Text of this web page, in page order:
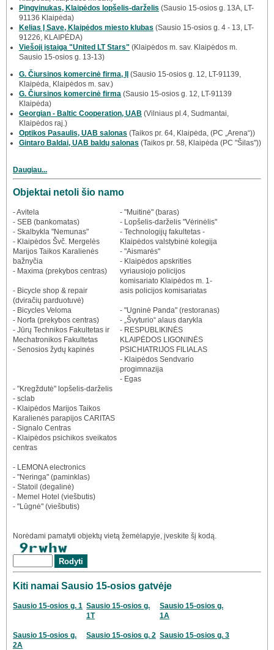
Pingvinukas, Klaipėdos lopšelis-darželis (Sausio 15-osios g. 13A, LT-
91136 Klaipėda)
Kelias Į Save, Klaipėdos miesto klubas (Sausio 15-osios g. 4 - 13, LT-
91226, KLAIPĖDA)
Viešoji įstaiga "United LT Stars" (Klaipėdos m. sav. Klaipėdos m.
Sausio 15-osios g. 13-13)
G. Čiursinos komercinė firma, IĮ
(Sausio 15-osios g. 12, LT-91139,
Klaipėda, Klaipėdos m. sav.)
G. Čiursinos komercinė firma (Sausio 15-osios g. 12, LT-91139
Klaipėda)
Georgian - Baltic Cooperation, UAB (Vilniaus pl.4, Sudmantai,
Klaipėdos raj.)
Optikos Pasaulis, UAB salonas (Taikos pr. 64, Klaipėda, (PC „Arena“))
Gintaro Baldai, UAB baldų salonas (Taikos pr. 58, Klaipėda (PC "Šilas"))
Daugiau...
Objektai netoli šio namo
- Avitela
- SEB (bankomatas)
- Skalbykla "Nemunas"
- Klaipėdos Švč. Mergelės
Marijos Taikos Karalienės
bažnyčia
- Maxima (prekybos centras)
- Bicycle shop & repair
(dviračių parduotuvė)
- Bicycles Veloma
- Norfa (prekybos centras)
- Jūrų Technikos Fakultetas ir
Mechatronikos Fakultetas
- Senosios žydų kapinės
- "Muitinė" (baras)
- Lopšelis-darželis "Vėrinėlis"
- Technologijų fakultetas -
Klaipėdos valstybinė kolegija
- "Aismarės"
- Klaipėdos apskrities
vyriausiojo policijos
komisariato Klaipėdos m. 1-
asis policijos komisariatas
- "Ugninė Panda" (restoranas)
- „Švyturio“ alaus darykla
- RESPUBLIKINĖS
KLAIPĖDOS LIGONINĖS
PSICHIATRIJOS FILIALAS
- Klaipėdos Sendvario
progimnazija
- Egas
- "Kregždutė" lopšelis-darželis
- sclab
- Klaipėdos Marijos Taikos
Karalienės parapijos CARITAS
- Signalo Centras
- Klaipėdos psichikos sveikatos
centras
- LEMONA electronics
- "Neringa" (paminklas)
- Statoil (degalinė)
- Memel Hotel (viešbutis)
- "Lūgnė" (viešbutis)
Norėdami pamatyti objektų vietą žemėlapyje, įveskite šį kodą.
Kiti namai Sausio 15-osios gatvėje
Sausio 15-osios g. 1 Sausio 15-osios g.
1T
Sausio 15-osios g.
1A
Sausio 15-osios g.
2A
Sausio 15-osios g. 2 Sausio 15-osios g. 3